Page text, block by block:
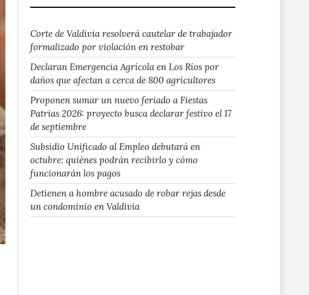
Corte de Valdivia resolverá cautelar de trabajador
formalizado por violación en restobar
Declaran Emergencia Agrícola en Los Ríos por
daños que afectan a cerca de 800 agricultores
Proponen sumar un nuevo feriado a Fiestas
Patrias 2026: proyecto busca declarar festivo el 17
de septiembre
Subsidio Unificado al Empleo debutará en
octubre: quiénes podrán recibirlo y cómo
funcionarán los pagos
Detienen a hombre acusado de robar rejas desde
un condominio en Valdivia